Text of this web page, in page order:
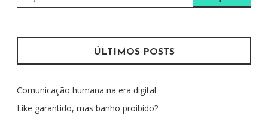
e
q
i
a
r
ÚLTIMOS POSTS
Comunicação humana na era digital
Like garantido, mas banho proibido?